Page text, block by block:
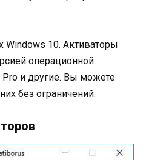
Windows 10. Активаторы
операционной
и другие. Вы можете
без ограничений.